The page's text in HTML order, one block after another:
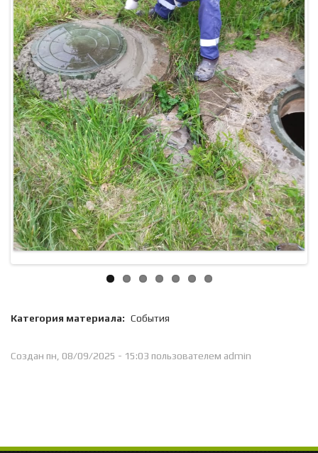
Категория материала: События
Создан пн, 08/09/2025 - 15:03 пользователем admin